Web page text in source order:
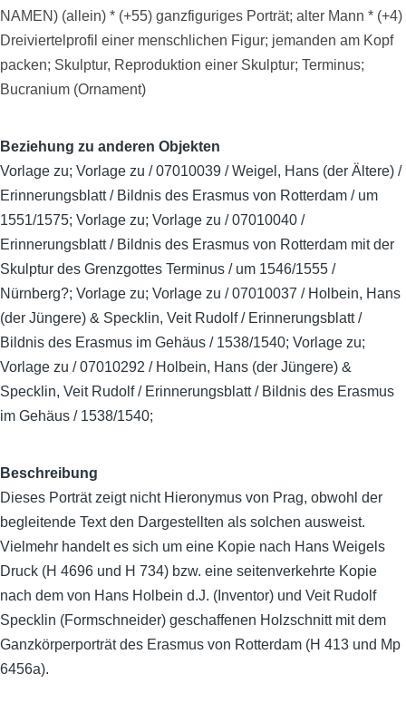
NAMEN) (allein) * (+55) ganzfiguriges Porträt; alter Mann * (+4)
Dreiviertelprofil einer menschlichen Figur; jemanden am Kopf
packen; Skulptur, Reproduktion einer Skulptur; Terminus;
Bucranium (Ornament)
Beziehung zu anderen Objekten
Vorlage zu; Vorlage zu / 07010039 / Weigel, Hans (der Ältere) /
Erinnerungsblatt / Bildnis des Erasmus von Rotterdam / um
1551/1575; Vorlage zu; Vorlage zu / 07010040 /
Erinnerungsblatt / Bildnis des Erasmus von Rotterdam mit der
Skulptur des Grenzgottes Terminus / um 1546/1555 /
Nürnberg?; Vorlage zu; Vorlage zu / 07010037 / Holbein, Hans
(der Jüngere) & Specklin, Veit Rudolf / Erinnerungsblatt /
Bildnis des Erasmus im Gehäus / 1538/1540; Vorlage zu;
Vorlage zu / 07010292 / Holbein, Hans (der Jüngere) &
Specklin, Veit Rudolf / Erinnerungsblatt / Bildnis des Erasmus
im Gehäus / 1538/1540;
Beschreibung
Dieses Porträt zeigt nicht Hieronymus von Prag, obwohl der
begleitende Text den Dargestellten als solchen ausweist.
Vielmehr handelt es sich um eine Kopie nach Hans Weigels
Druck (H 4696 und H 734) bzw. eine seitenverkehrte Kopie
nach dem von Hans Holbein d.J. (Inventor) und Veit Rudolf
Specklin (Formschneider) geschaffenen Holzschnitt mit dem
Ganzkörperporträt des Erasmus von Rotterdam (H 413 und Mp
6456a).